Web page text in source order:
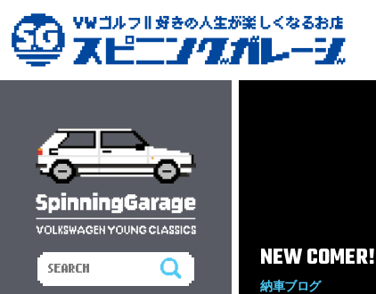
NEW COMER!
納車ブログ